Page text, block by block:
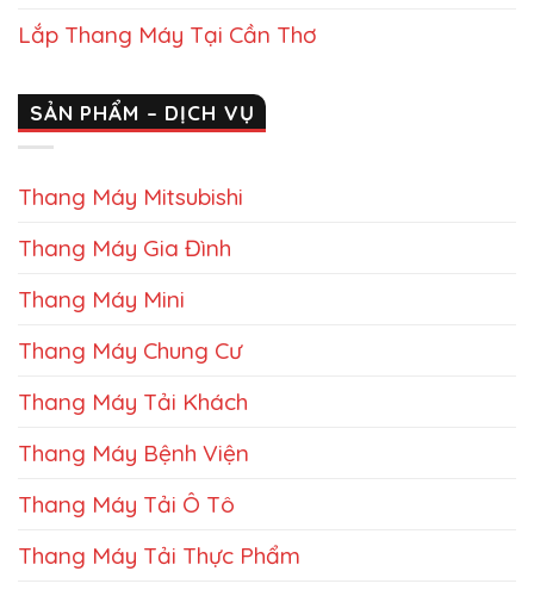
Lắp Thang Máy Tại Cần Thơ
SẢN PHẨM – DỊCH VỤ
Thang Máy Mitsubishi
Thang Máy Gia Đình
Thang Máy Mini
Thang Máy Chung Cư
Thang Máy Tải Khách
Thang Máy Bệnh Viện
Thang Máy Tải Ô Tô
Thang Máy Tải Thực Phẩm